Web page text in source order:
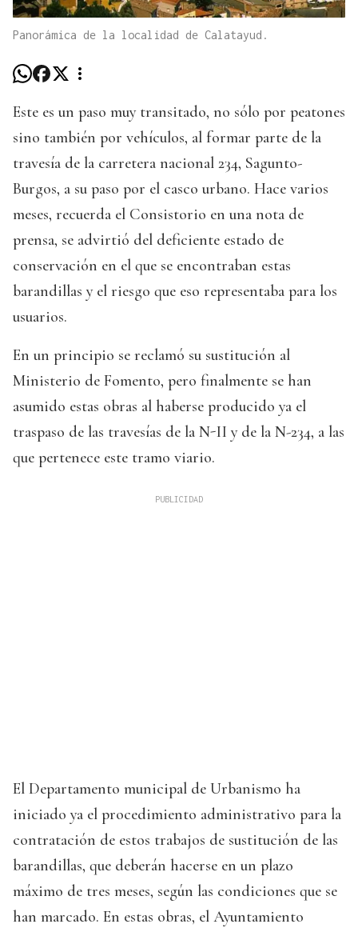
Panorámica de la localidad de Calatayud.
Este es un paso muy transitado, no sólo por peatones
sino también por vehículos, al formar parte de la
travesía de la carretera nacional 234, Sagunto-
Burgos, a su paso por el casco urbano. Hace varios
meses, recuerda el Consistorio en una nota de
prensa, se advirtió del deficiente estado de
conservación en el que se encontraban estas
barandillas y el riesgo que eso representaba para los
usuarios.
En un principio se reclamó su sustitución al
Ministerio de Fomento, pero finalmente se han
asumido estas obras al haberse producido ya el
traspaso de las travesías de la N-II y de la N-234, a las
que pertenece este tramo viario.
El Departamento municipal de Urbanismo ha
iniciado ya el procedimiento administrativo para la
contratación de estos trabajos de sustitución de las
barandillas, que deberán hacerse en un plazo
máximo de tres meses, según las condiciones que se
han marcado. En estas obras, el Ayuntamiento